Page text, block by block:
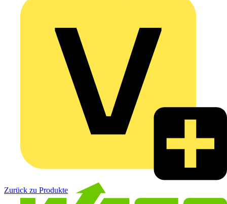
Zurück zu Produkte